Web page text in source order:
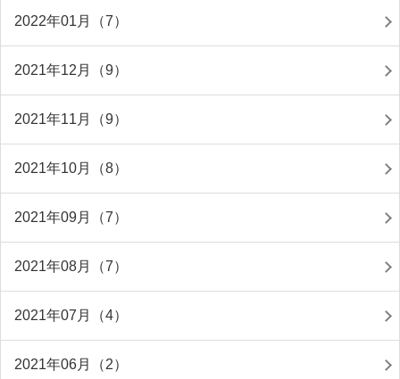
2022年01月（7）
2021年12月（9）
2021年11月（9）
2021年10月（8）
2021年09月（7）
2021年08月（7）
2021年07月（4）
2021年06月（2）